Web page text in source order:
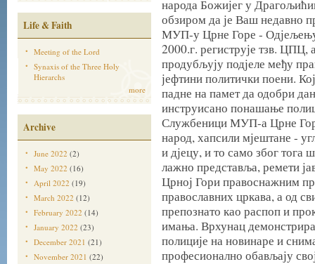
Life & Faith
Meeting of the Lord
Synaxis of the Three Holy
Hierarchs
more
Archive
June 2022 (2)
May 2022 (16)
April 2022 (19)
March 2022 (12)
February 2022 (14)
January 2022 (23)
December 2021 (21)
November 2021 (22)
народа Божијег у
обзиром да је Ваш недавно
МУП-у Црне Горе - Одјељењу
2000.г. региструје тзв. ЦПЦ,
продубљују подјеле међу
јефтини политички поени.
падне на памет да одобри
инструисано понашање
Службеници МУП-а Црне
народ, хапсили мјештане -
и дјецу, и то само због тога
лажно представља, ремети
Црној Гори правоснажним
православних цркава, а од
препознато као распоп и
имања. Врхунац
полиције на новинаре и
професионално обављају